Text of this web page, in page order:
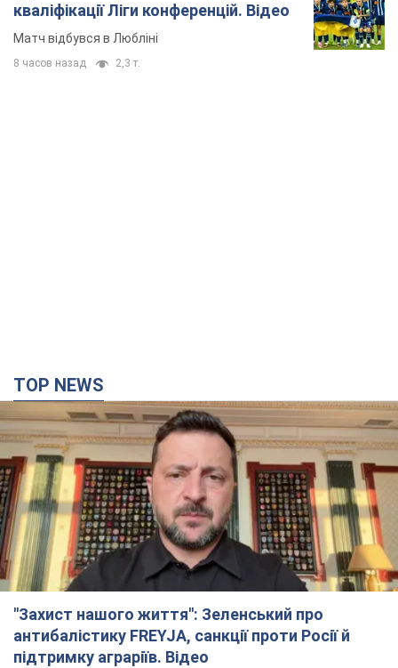
кваліфікації Ліги конференцій. Відео
Матч відбувся в Любліні
8 часов назад 2,3 т.
TOP NEWS
"Захист нашого життя": Зеленський про
антибалістику FREYJA, санкції проти Росії й
підтримку аграріїв. Відео